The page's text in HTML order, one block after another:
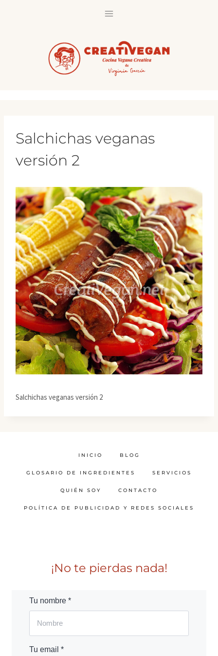
Salchichas veganas
versión 2
Salchichas veganas versión 2
INICIO BLOG
GLOSARIO DE INGREDIENTES SERVICIOS
QUIÉN SOY CONTACTO
POLÍTICA DE PUBLICIDAD Y REDES SOCIALES
¡No te pierdas nada!
Tu nombre *
Tu email *